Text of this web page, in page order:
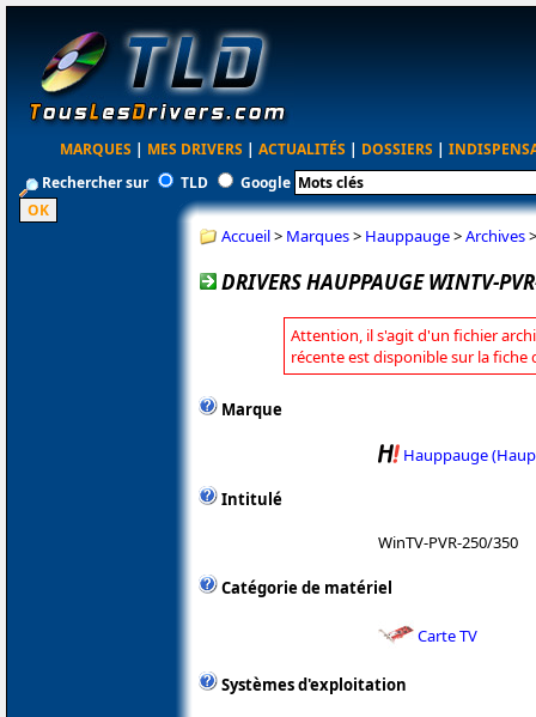
MARQUES | MES DRIVERS | ACTUALITÉS | DOSSIERS |
Rechercher sur
TLD Google
Accueil> Marques> Hauppauge>Archives
DRIVERS HAUPPAUGE WINTV-
Attention, il s'agit d'un fichier
récente est disponible sur la fiche
Marque
Hauppauge
Intitulé
WinTV-PVR-250/350
Catégorie de matériel
Carte TV
Systèmes d'exploitation